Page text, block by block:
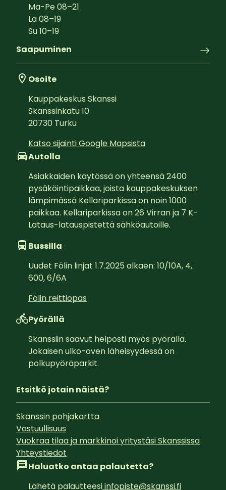
Ma-Pe08–21
La08–19
Su10–19
Saapuminen
Osoite
Kauppakeskus Skanssi
Skanssinkatu 10
20730 Turku
Katso sijainti Google Mapsista
Autolla
Asiakkaiden käytössä on yhteensä 2400
pysäköintipaikkaa, joista kauppakeskuksen
lämpimässä Kellariparkissa on noin 1000
paikkaa. Kellariparkissa on 26 Virran ja 7 K-
Lataus-latauspistettä sähköautoille.
Bussilla
Uudet Fölin linjat 1.7.2025 alkaen: 10/10A, 4,
600, 6/6A
Fölin reittiopas
Pyörällä
Skanssiin saavut helposti myös pyörällä.
Jokaisen ulko-oven läheisyydessä on
polkupyöräparkit.
Etsitkö jotain näistä?
Skanssin pohjakartta
Vastuullisuus
Vuokraa tilaa ja markkinoi yritystäsi Skanssissa
Yhteystiedot
Haluatko antaa palautetta?
Lähetä palautteesiinfopiste@skanssi.fi